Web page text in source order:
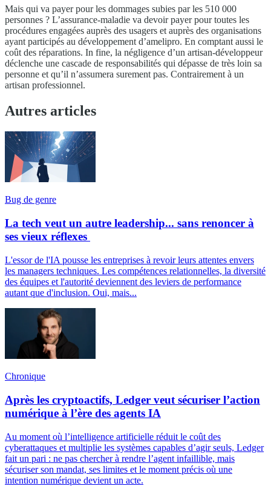
Mais qui va payer pour les dommages subies par les 510 000
personnes ? L’assurance-maladie va devoir payer pour toutes les
procédures engagées auprès des usagers et auprès des organisations
ayant participés au développement d’amelipro. En comptant aussi le
coût des réparations. In fine, la négligence d’un artisan-développeur
déclenche une cascade de responsabilités qui dépasse de très loin sa
personne et qu’il n’assumera surement pas. Contrairement à un
artisan professionnel.
Autres articles
Bug de genre
La tech veut un autre leadership... sans renoncer à
ses vieux réflexes
L'essor de l'IA pousse les entreprises à revoir leurs attentes envers
les managers techniques. Les compétences relationnelles, la diversité
des équipes et l'autorité deviennent des leviers de performance
autant que d'inclusion. Oui, mais...
Chronique
Après les cryptoactifs, Ledger veut sécuriser l’action
numérique à l’ère des agents IA
Au moment où l’intelligence artificielle réduit le coût des
cyberattaques et multiplie les systèmes capables d’agir seuls, Ledger
fait un pari : ne pas chercher à rendre l’agent infaillible, mais
sécuriser son mandat, ses limites et le moment précis où une
intention numérique devient un acte.